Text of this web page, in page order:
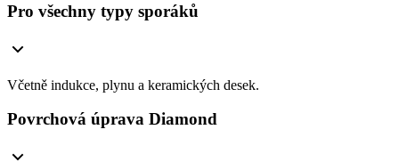
Pro všechny typy sporáků
Včetně indukce, plynu a keramických desek.
Povrchová úprava Diamond